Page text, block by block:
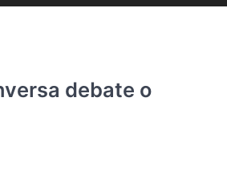
debate o